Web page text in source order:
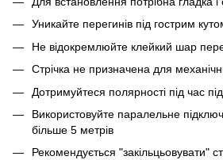
Уникайте перегинів під гострим
Не відокремлюйте клейкий шар
Стрічка не призначена для
Дотримуйтеся полярності під час
Використовуйте паралельне
більше 5 метрів
Рекомендується "закільцьовувати"